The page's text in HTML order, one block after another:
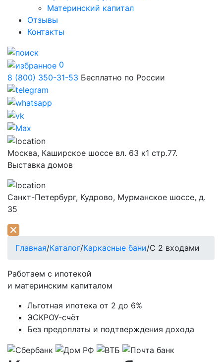
Материнский капитал
Отзывы
Контакты
0
8 (800) 350-31-53 Бесплатно по России
Москва, Каширское шоссе вл. 63 к1 стр.77.
Выставка домов
Санкт-Петербург, Кудрово, Мурманское шоссе, д.
35
Главная/Каталог/Каркасные бани/С 2 входами
Работаем с ипотекой
и материнским капиталом
Льготная ипотека от 2 до 6%
ЭСКРОУ-счёт
Без предоплаты и подтверждения дохода